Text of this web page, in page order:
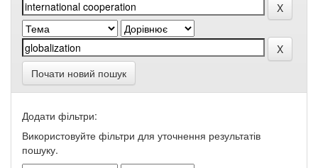
Почати новий пошук
Додати фільтри:
Використовуйте фільтри для уточнення результатів
пошуку.